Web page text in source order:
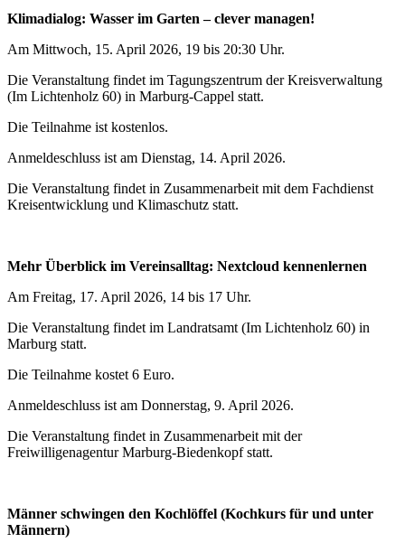
Klimadialog: Wasser im Garten – clever managen!
Am Mittwoch, 15. April 2026, 19 bis 20:30 Uhr.
Die Veranstaltung findet im Tagungszentrum der Kreisverwaltung
(Im Lichtenholz 60) in Marburg-Cappel statt.
Die Teilnahme ist kostenlos.
Anmeldeschluss ist am Dienstag, 14. April 2026.
Die Veranstaltung findet in Zusammenarbeit mit dem Fachdienst
Kreisentwicklung und Klimaschutz statt.
Mehr Überblick im Vereinsalltag: Nextcloud kennenlernen
Am Freitag, 17. April 2026, 14 bis 17 Uhr.
Die Veranstaltung findet im Landratsamt (Im Lichtenholz 60) in
Marburg statt.
Die Teilnahme kostet 6 Euro.
Anmeldeschluss ist am Donnerstag, 9. April 2026.
Die Veranstaltung findet in Zusammenarbeit mit der
Freiwilligenagentur Marburg-Biedenkopf statt.
Männer schwingen den Kochlöffel (Kochkurs für und unter
Männern)